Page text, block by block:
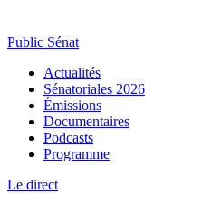
Public Sénat
Actualités
Sénatoriales 2026
Émissions
Documentaires
Podcasts
Programme
Le direct